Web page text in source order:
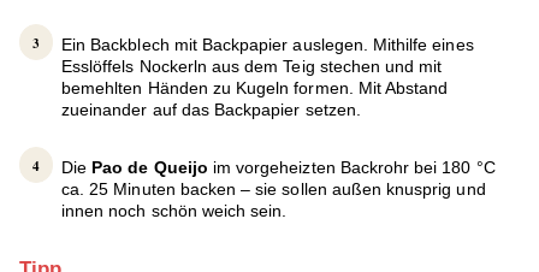
Ein Backblech mit Backpapier auslegen. Mithilfe eines
Esslöffels Nockerln aus dem Teig stechen und mit
bemehlten Händen zu Kugeln formen. Mit Abstand
zueinander auf das Backpapier setzen.
Die Pao de Queijo im vorgeheizten Backrohr bei 180 °C
ca. 25 Minuten backen – sie sollen außen knusprig und
innen noch schön weich sein.